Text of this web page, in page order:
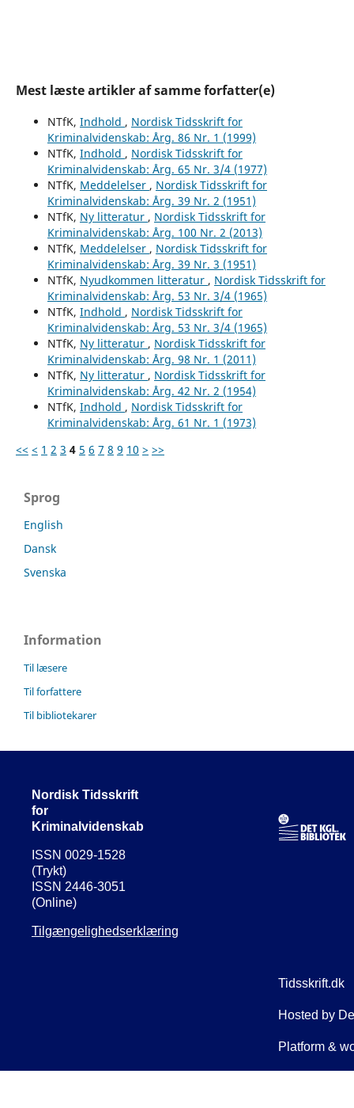
Mest læste artikler af samme forfatter(e)
NTfK, Indhold , Nordisk Tidsskrift for
Kriminalvidenskab: Årg. 86 Nr. 1 (1999)
NTfK, Indhold , Nordisk Tidsskrift for
Kriminalvidenskab: Årg. 65 Nr. 3/4 (1977)
NTfK, Meddelelser , Nordisk Tidsskrift for
Kriminalvidenskab: Årg. 39 Nr. 2 (1951)
NTfK, Ny litteratur , Nordisk Tidsskrift for
Kriminalvidenskab: Årg. 100 Nr. 2 (2013)
NTfK, Meddelelser , Nordisk Tidsskrift for
Kriminalvidenskab: Årg. 39 Nr. 3 (1951)
NTfK, Nyudkommen litteratur , Nordisk Tidsskrift for
Kriminalvidenskab: Årg. 53 Nr. 3/4 (1965)
NTfK, Indhold , Nordisk Tidsskrift for
Kriminalvidenskab: Årg. 53 Nr. 3/4 (1965)
NTfK, Ny litteratur , Nordisk Tidsskrift for
Kriminalvidenskab: Årg. 98 Nr. 1 (2011)
NTfK, Ny litteratur , Nordisk Tidsskrift for
Kriminalvidenskab: Årg. 42 Nr. 2 (1954)
NTfK, Indhold , Nordisk Tidsskrift for
Kriminalvidenskab: Årg. 61 Nr. 1 (1973)
<< < 1 2 3 4 5 6 7 8 9 10 > >>
Sprog
English
Dansk
Svenska
Information
Til læsere
Til forfattere
Til bibliotekarer
Nordisk Tidsskrift
for
Kriminalvidenskab
ISSN 0029-1528
(Trykt)
ISSN 2446-3051
(Online)
Tilgængelighedserklæring